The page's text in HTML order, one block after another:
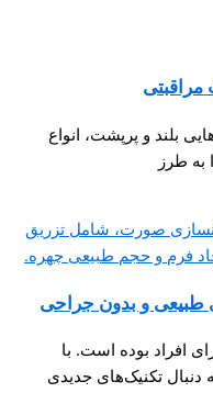
بلند و پرپشت، انواع
طرز
طبیعی و بدون جراحی
افراد بوده است. با
تکنیک‌های جدیدی